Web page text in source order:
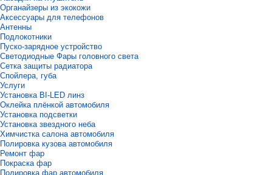
Органайзеры из экокожи
Аксессуары для телефонов
Антенны
Подлокотники
Пуско-зарядное устройство
Светодиодные Фары головного света
Сетка защиты радиатора
Спойлера, губа
Услуги
Установка BI-LED линз
Оклейка плёнкой автомобиля
Установка подсветки
Установка звездного неба
Химчистка салона автомобиля
Полировка кузова автомобиля
Ремонт фар
Покраска фар
Полировка фар автомобиля